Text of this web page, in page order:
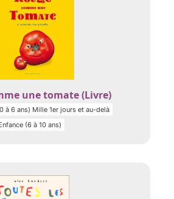
une tomate (Livre)
à 6 ans) Mille 1er jours et au-delà
(6 à 10 ans)